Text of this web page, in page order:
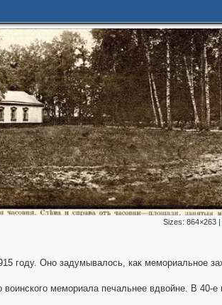
Sizes: 864×263|
году. Оно задумывалось, как мемориальное
мемориала печальнее вдвойне. В 40-